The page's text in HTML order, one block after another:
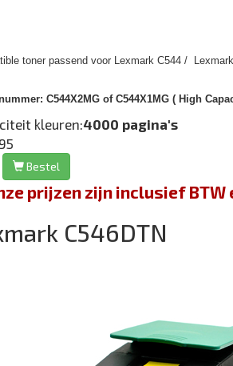
toner passend voor Lexmark C544 /
C544X2MG of C544X1MG ( High
kleuren:4000 pagina's
Bestel
prijzen zijn inclusief
C546DTN